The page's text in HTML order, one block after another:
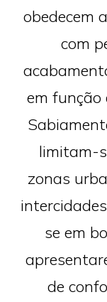
obedecem
com
em função
limitam-
zonas
se em
de